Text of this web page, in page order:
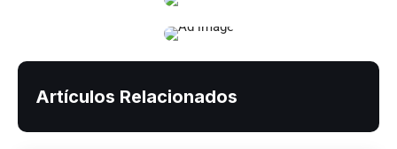
Artículos Relacionados